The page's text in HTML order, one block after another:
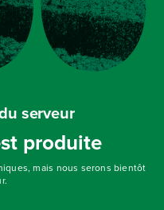
serveur
produite
mais nous serons bientôt